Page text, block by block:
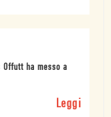
ha messo a
Leggi